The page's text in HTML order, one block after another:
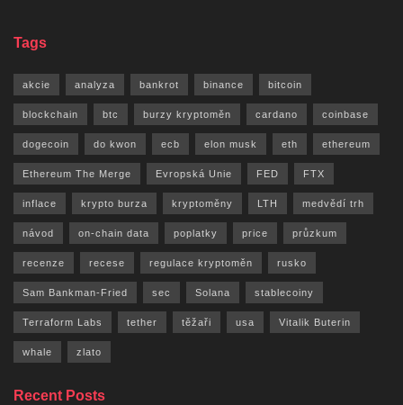
Tags
akcie analyza bankrot binance bitcoin
blockchain btc burzy kryptoměn cardano coinbase
dogecoin do kwon ecb elon musk eth ethereum
Ethereum The Merge Evropská Unie FED FTX
inflace krypto burza kryptoměny LTH medvědí trh
návod on-chain data poplatky price průzkum
recenze recese regulace kryptoměn rusko
Sam Bankman-Fried sec Solana stablecoiny
Terraform Labs tether těžaři usa Vitalik Buterin
whale zlato
Recent Posts